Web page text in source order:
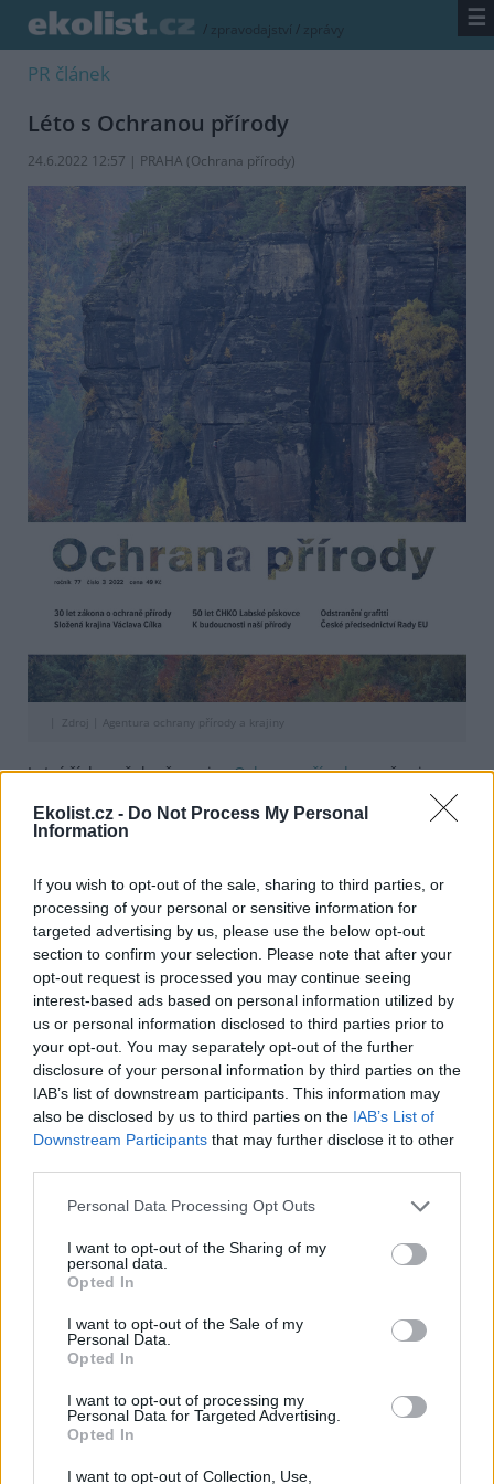
Ekolist.cz - Do Not Process My Personal
Information
If you wish to opt-out of the sale, sharing to third parties, or
processing of your personal or sensitive information for
targeted advertising by us, please use the below opt-out
section to confirm your selection. Please note that after your
opt-out request is processed you may continue seeing
interest-based ads based on personal information utilized by
us or personal information disclosed to third parties prior to
your opt-out. You may separately opt-out of the further
disclosure of your personal information by third parties on the
IAB’s list of downstream participants. This information may
also be disclosed by us to third parties on the IAB’s List of
Downstream Participants that may further disclose it to other
Personal Data Processing Opt Outs
I want to opt-out of the Sharing of my
personal data.
Opted In
I want to opt-out of the Sale of my
Personal Data.
Opted In
I want to opt-out of processing my
Personal Data for Targeted Advertising.
Opted In
I want to opt-out of Collection, Use,
/ zpravodajství / zprávy ☰
PR článek
Léto s Ochranou přírody
24.6.2022 12:57 | PRAHA (Ochrana přírody)
Zdroj | Agentura ochrany přírody a krajiny
Letní číslo našeho časopisuOchrana přírodyse věnuje
pískovce a třicátému výročí schválení zákona o ochraně
přírody a krajiny.
reklama
V obsáhlém článku Ohlédnutí za 50 lety existence
chráněné krajinné oblasti Labské pískovceautoři
připomínají důležité milníky v historii ochrany tohoto
území. Už v roce 1923 vydává generální konzervátor Rudolf
Maximovič posudek, ve kterém se uvádí: „České
Švýcarsko… nesporný charakter přírodní památky vhodné
ke zřízení parciální reservace.“
Ředitel Správy NP České Švýcarsko a CHKO Labské pískovce
v dalším textu bilancuje, co se tupodařilo za posledních
třicet let, a popisuje, co toto chráněné území čeká. Zmiňuje
například přípravu nového plánu péče a zonace.
Václav Cílek vyzdvihuje, žeČeskosaské Švýcarsko patří
své přírodní krásy, ale i jako místo, kde vznikala významná
kontinentální odnož evropského romantismu.
a Labských pískovců v čase měnila , co prozradil
archeologický průzkum
vandalismus se nevyhýbá
ani národním parkům
reklama
správy CHKO Labské pískovce Wernerem Hentschelem